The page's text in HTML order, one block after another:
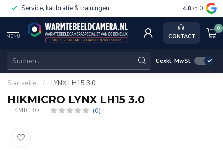
Service, kalibratie & trainingen 4.8 /5.0
MENU CONTACT
0
€exkl. MwSt.
Startseite / LYNX LH15 3.0
HIKMICRO LYNX LH15 3.0
HIKMICRO (0)